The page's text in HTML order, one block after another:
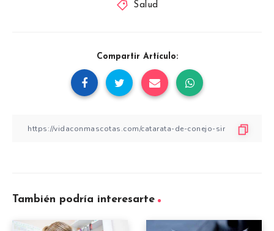
Salud
Compartir Artículo:
También podría interesarte